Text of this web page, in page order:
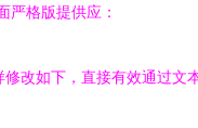
严格版提供应：
改如下，直接有效通过文